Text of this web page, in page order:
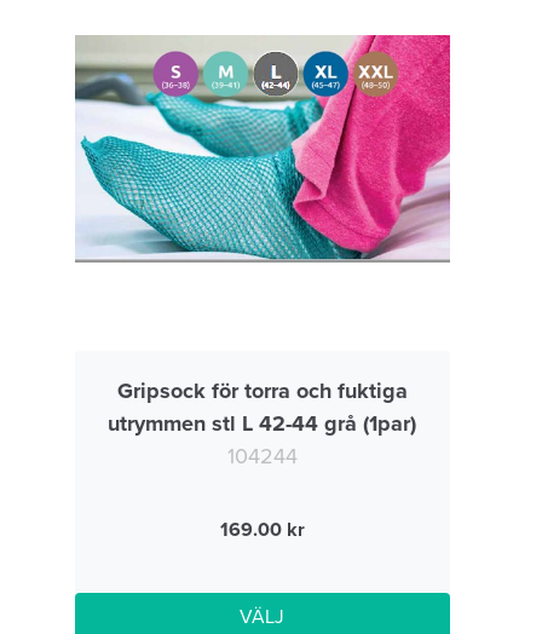
Gripsock för torra och fuktiga
utrymmen stl L 42-44 grå (1par)
104244
169.00
VÄLJ